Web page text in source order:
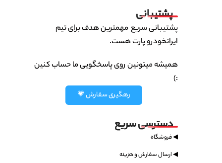
پشتیبانی
پشتیبانی سریع مهمترین هدف برای تیم
ایرانخودرو پارت هست.
همیشه میتونین روی پاسخگویی ما حساب کنین
:)
رهگیری سفارش 💗
دسترسی سریع
◀ فروشگاه
◀ ارسال سفارش و هزینه